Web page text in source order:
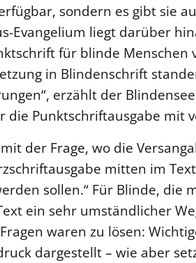
sondern es gibt sie
Evangelium liegt darüber
für blinde Menschen
in Blindenschrift
erzählt der
die Punktschriftausgabe mit
der Frage, wo die
mitten im
sollen.“ Für Blinde, die
ein sehr umständlicher
waren zu lösen:
dargestellt – wie aber